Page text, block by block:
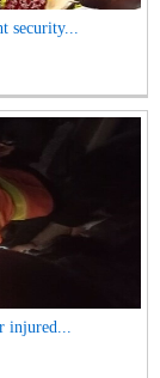
security...
injured...